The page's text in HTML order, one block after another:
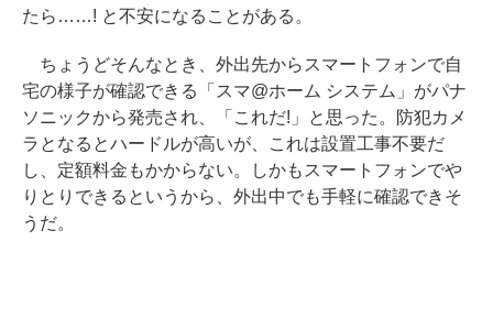
たら……! と不安になることがある。
ちょうどそんなとき、外出先からスマートフォンで自
宅の様子が確認できる「スマ@ホーム システム」がパナ
ソニックから発売され、「これだ!」と思った。防犯カメ
ラとなるとハードルが高いが、これは設置工事不要だ
し、定額料金もかからない。しかもスマートフォンでや
りとりできるというから、外出中でも手軽に確認できそ
うだ。